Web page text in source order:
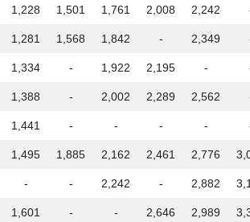
1,228 1,501 1,761 2,008 2,242
1,281 1,568 1,842 - 2,349
1,334 - 1,922 2,195 -
1,388 - 2,002 2,289 2,562
1,441 - - - -
1,495 1,885 2,162 2,461 2,776
- - 2,242 - 2,882
1,601 - - 2,646 2,989